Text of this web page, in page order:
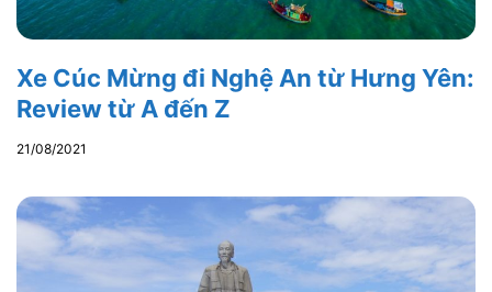
Xe Cúc Mừng đi Nghệ An từ Hưng Yên:
Review từ A đến Z
21/08/2021